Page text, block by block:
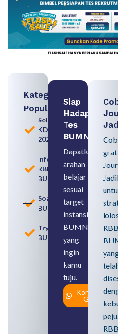
Kategori
Populer
Seleksi
KDKMP
2026
Informasi
RBB
BUMN
Soal
BUMN
Tryout
BUMN
Siap
Hadapi
Tes
BUMN
Dapatkan
arahan
belajar
sesuai
target
instansi
BUMN
yang
ingin
kamu
tuju.
Konsultasi
Gratis
lolos
RBB
RBB